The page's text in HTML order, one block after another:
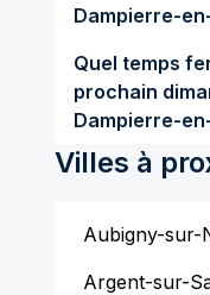
Dampierre-
Quel temps
prochain dimanche 9 aout à
Dampierre-
Villes à
Aubigny-sur-
Argent-sur-